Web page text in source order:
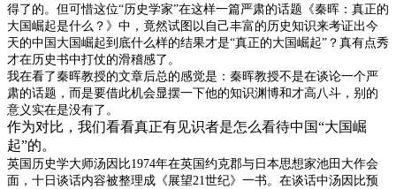
得了的。但可惜这位“历史学家”在这样一篇严肃的话题《秦晖：真正的
大国崛起是什么？》中，竟然试图以自己丰富的历史知识来考证出今
天的中国大国崛起到底什么样的结果才是“真正的大国崛起”？真有点秀
才在历史书中打仗的滑稽感了。
我在看了秦晖教授的文章后总的感觉是：秦晖教授不是在谈论一个严
肃的话题，而是要借此机会显摆一下他的知识渊博和才高八斗，别的
意义实在是没有了。
作为对比，我们看看真正有见识者是怎么看待中国“大国崛
起”的。
英国历史学大师汤因比1974年在英国约克郡与日本思想家池田大作会
面，十日谈话内容被整理成《展望21 世纪》一书。在谈话中汤因比预